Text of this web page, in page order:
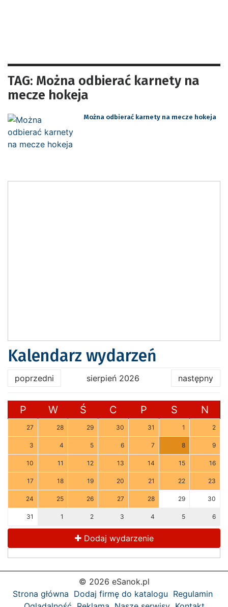
TAG: Można odbierać karnety na
mecze hokeja
Można odbierać karnety na mecze hokeja
Kalendarz wydarzeń
poprzedni sierpień 2026 następny
P W Ś C P S N
27 28 29 30 31 1 2
3 4 5 6 7 8 9
10 11 12 13 14 15 16
17 18 19 20 21 22 23
24 25 26 27 28 29 30
31 1 2 3 4 5 6
Dodaj wydarzenie
© 2026 eSanok.pl
Strona główna Dodaj firmę do katalogu Regulamin